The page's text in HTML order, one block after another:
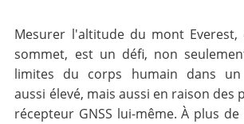
Mesurer l'altitude du mont
sommet, est un défi, non
limites du corps humain dans un
aussi élevé, mais aussi en raison des
récepteur GNSS lui-même. À plus